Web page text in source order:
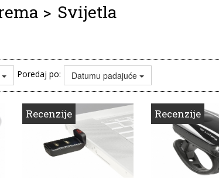
> Svijetla
Poredaj po: Datumu padajuće
Recenzije Recenzije